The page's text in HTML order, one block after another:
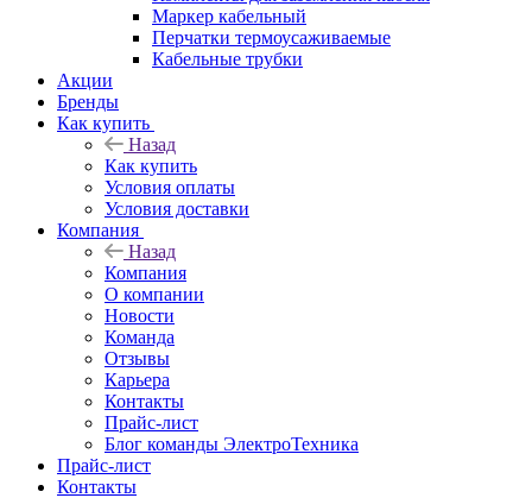
Маркер кабельный
Перчатки термоусаживаемые
Кабельные трубки
Акции
Бренды
Как купить
Назад
Как купить
Условия оплаты
Условия доставки
Компания
Назад
Компания
О компании
Новости
Команда
Отзывы
Карьера
Контакты
Прайс-лист
Блог команды ЭлектроТехника
Прайс-лист
Контакты